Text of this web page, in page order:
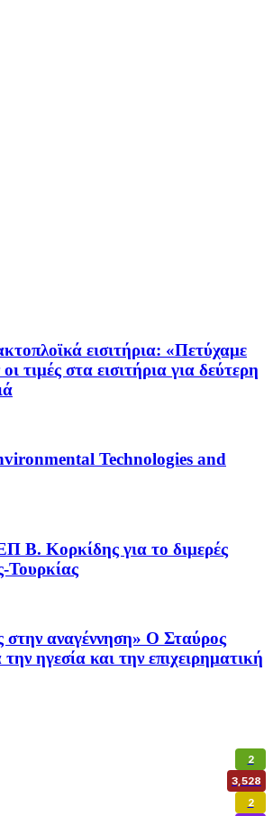
εισιτήρια: «Πετύχαμε
τιμές στα εισιτήρια για δεύτερη
Technologies and
Β. Κορκίδης για το διμερές
Τουρκίας
στην αναγέννηση» Ο Σταύρος
ηγεσία και την επιχειρηματική
2
3,528
2